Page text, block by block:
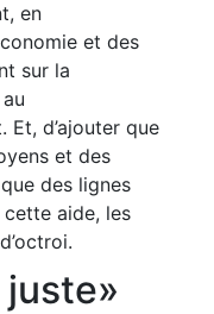
en
et des
sur la
Et, d’ajouter que
et des
des lignes
aide, les
juste»